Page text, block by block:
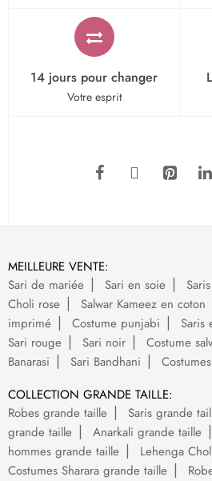
14 jours pour changer
Votre esprit
MEILLEURE VENTE:
Sari de mariée
Sari en soie
Choli rose
Salwar Kameez en coton
imprimé
Costume punjabi
Saris
Sari rouge
Sari noir Costume
Banarasi
Sari Bandhani
COLLECTION GRANDE TAILLE:
Robes grande taille
Saris grande
grande taille
Anarkali grande taille
hommes grande taille
Lehenga
Costumes Sharara grande taille